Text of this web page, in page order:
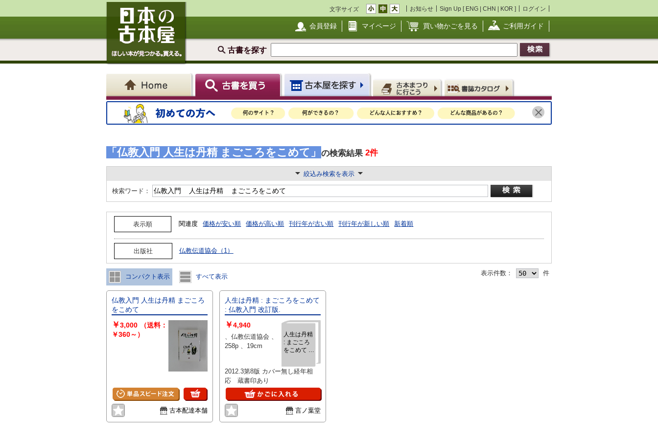
文字サイズ お知らせ Sign Up [ ENG | CHN | KOR ] ログイン
会員登録 マイページ 買い物かごを見る ご利用ガイド
古書を探す
「仏教入門 人生は丹精 まごころをこめて」 の検索結果 2件
絞込み検索を表示
検索ワード：
表示順 関連度 価格が安い順 価格が高い順 刊行年が古い順 刊行年が新しい順 新着順
出版社 仏教伝道協会（1）
コンパクト表示 すべて表示 表示件数： 件
仏教入門 人生は丹精 まごころ
をこめて
￥3,000
（送料：
￥360～）
古本配達本舗
人生は丹精 : まごころをこめて
: 仏教入門 改訂版.
人生は丹精
: まごころ
をこめて :
訂版.
￥4,940
、仏教伝道協会 、
258p 、19cm
2012.3第8版 カバー無し経年相
応 蔵書印あり
言ノ葉堂